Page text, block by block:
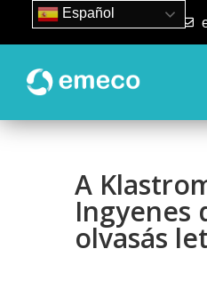
93 840 50 80
A
Ingyenes
olvasás
Español